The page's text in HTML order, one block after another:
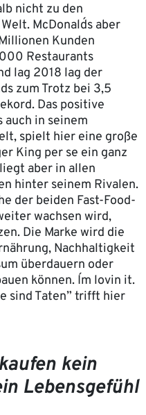
nicht zu den
McDonald´s aber
Kunden
Restaurants
lag 2018 lag der
zum Trotz bei 3,5
Das positive
auch in seinem
spielt hier eine große
King per se ein ganz
aber in allen
hinter seinem Rivalen.
der beiden Fast-Food-
wachsen wird,
Die Marke wird die
Nachhaltigkeit
überdauern oder
können. I´m lovin it.
sind Taten” trifft hier
kein
Lebensgefühl